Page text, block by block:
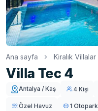
Ana sayfa Kiralık Villalar
Villa Tec 4
Antalya / Kaş 4 Kişi
Özel Havuz 1 Otopark